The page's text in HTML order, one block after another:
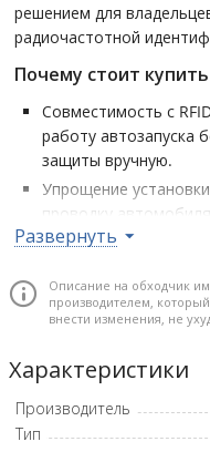
решением для
радиочастотной
Почему стоит купить
Совместимость с
работу автозапуска
защиты вручную.
Упрощение
проводку
Сохранение
Надёжность и
известного бренда
Экономия времени и
Развернуть
Описание на обходчик
производителем,
внести изменения, не
Характеристики
Производитель
Тип